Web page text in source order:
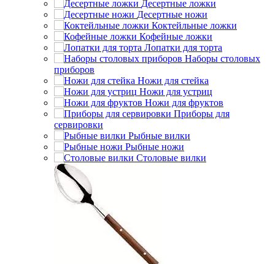
Десертные ложки
Десертные ножи
Коктейльные ложки
Кофейные ложки
Лопатки для торта
Наборы столовых
приборов
Ножи для стейка
Ножи для устриц
Ножи для фруктов
Приборы для
сервировки
Рыбные вилки
Рыбные ножи
Столовые вилки